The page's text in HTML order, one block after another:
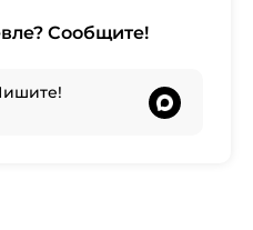
Сообщите!